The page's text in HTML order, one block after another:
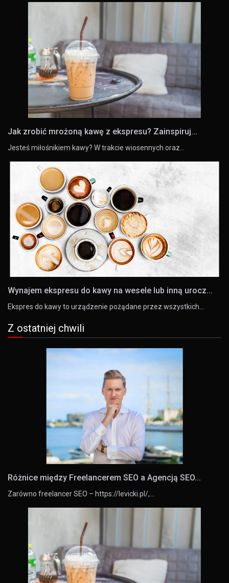
Jak zrobić mrożoną kawę z ekspresu? Zainspiruj...
Jesteś miłośnikiem kawy? W trakcie wiosennych oraz…
Wynajem ekspresu do kawy na wesele lub inną urocz...
Ekspres do kawy to urządzenie pożądane przez wszystkich…
Z ostatniej chwili
Różnice między Freelancerem SEO a Agencją SEO...
Zarówno freelancer SEO – https://levicki.pl/,…